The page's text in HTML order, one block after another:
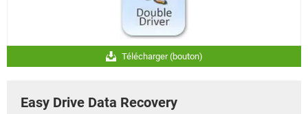
Télécharger (bouton)
Easy Drive Data Recovery